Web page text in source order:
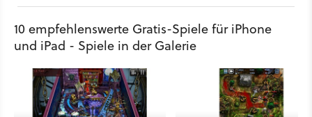
10 empfehlenswerte Gratis-Spiele für iPhone
und iPad - Spiele in der Galerie